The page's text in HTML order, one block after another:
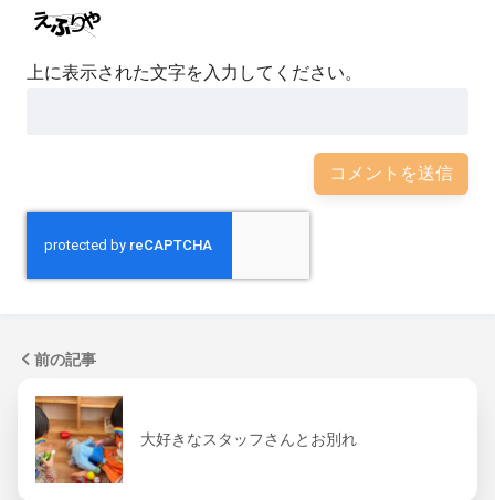
上に表示された文字を入力してください。
前の記事
大好きなスタッフさんとお別れ